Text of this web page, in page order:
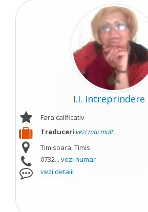
I.I. Intreprindere
Fara calificativ
Traduceri vezi mai mult
Timisoara, Timis
0732... vezi numar
vezi detalii